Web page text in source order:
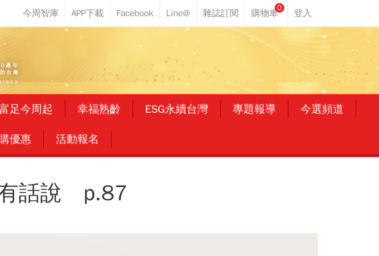
0
足今周起 幸福熟齡 ESG永續台灣 專題報導 今選頻道
優惠 活動報名
話說 p.87